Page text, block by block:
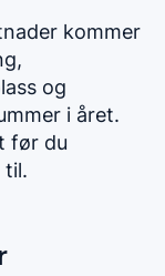
kommer
og
i året.
før du
til.